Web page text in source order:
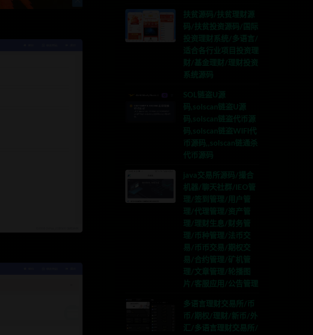
扶贫源码/扶贫理财源
码/扶贫投资源码/国际
投资理财系统/多语言/
适合各行业项目投资理
财/基金理财/理财投资
系统源码
SOL链盗U源
码,solscan链盗U源
码,solscan链盗代币源
码,solscan链盗WIFI代
币源码,,solscan链通杀
代币源码
java交易所源码/撮合
机器/聊天社群/IEO管
理/签到管理/用户管
理/代理管理/资产管
理/理财生息/财务管
理/币种管理/法币交
易/币币交易/期权交
易/合约管理/矿机管
理/文章管理/轮播图
片/客服应用/公告管理
多语言理财交易所/币
币/期权/理财/新币/外
汇/多语言理财交易所/